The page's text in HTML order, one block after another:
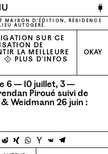
🔌
MAISON D’ÉDITION, RÉSIDENCE
AUTOGÉRÉ.
SUR CE
DE
LA MEILLEURE
⚠ PLUS D'INFOS
OKAY
6 — 10 juillet, 3 —
Piroué suivi de
Weidmann26 juin :